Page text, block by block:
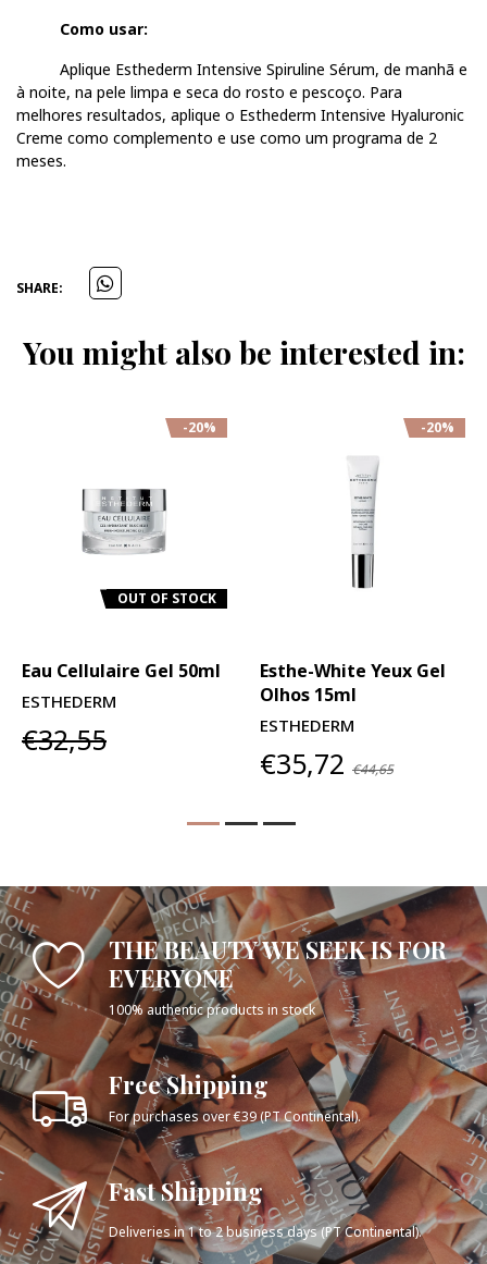
Como usar:
Aplique Esthederm Intensive Spiruline Sérum, de manhã e
à noite, na pele limpa e seca do rosto e pescoço. Para
melhores resultados, aplique o Esthederm Intensive Hyaluronic
Creme como complemento e use como um programa de 2
meses.
SHARE:
You might also be interested in:
-20%
OUT OF STOCK
Eau Cellulaire Gel 50ml
ESTHEDERM
€32,55
-20%
Esthe-White Yeux Gel
Olhos 15ml
ESTHEDERM
€35,72 €44,65
THE BEAUTY WE SEEK IS FOR
EVERYONE
100% authentic products in stock
Free Shipping
For purchases over €39 (PT Continental).
Fast Shipping
Deliveries in 1 to 2 business days (PT Continental).